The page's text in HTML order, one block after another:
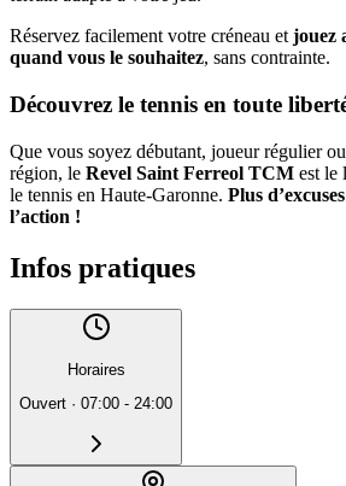
Réservez facilement votre créneau etjouez
quand vous le souhaitez, sans contrainte.
Découvrez le tennis en toute
Que vous soyez débutant, joueur régulier
région, le Revel Saint Ferreol TCM est le
le tennis en Haute-Garonne. Plus
l’action !
Infos pratiques
Horaires
Ouvert · 07:00 - 24:00